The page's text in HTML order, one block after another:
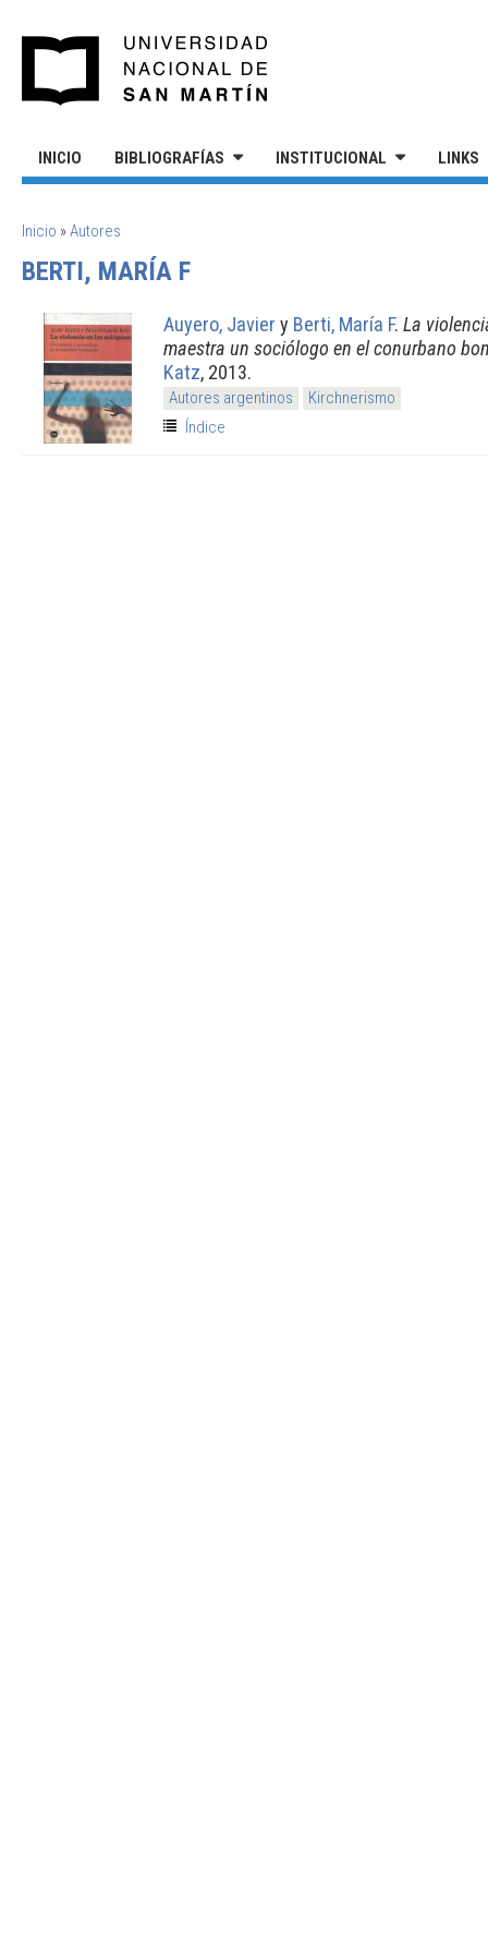
INICIO BIBLIOGRAFÍAS INSTITUCIONAL LINKS
SE ENCUENTRA USTED AQUÍ
Inicio »Autores
BERTI, MARÍA F
Auyero, Javier y Berti, María F. La
maestra un sociólogo en el conurbano
Katz, 2013.
Autores argentinos
Kirchnerismo
Índice